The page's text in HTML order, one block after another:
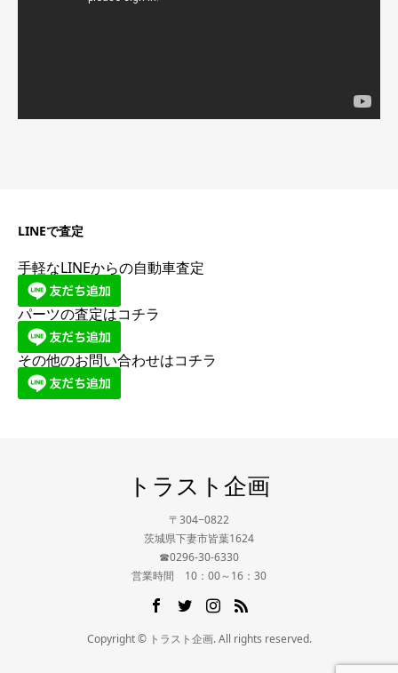
LINEで査定
手軽なLINEからの自動車査定
パーツの査定はコチラ
その他のお問い合わせはコチラ
トラスト企画
〒304−0822
茨城県下妻市皆葉1624
☎0296-30-6330
営業時間 10：00～16：30
Copyright © トラスト企画. All rights reserved.